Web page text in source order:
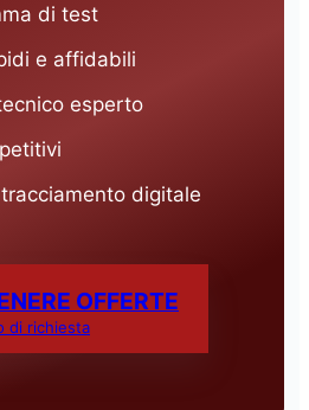
di test
e affidabili
esperto
digitale
OFFERTE
di richiesta